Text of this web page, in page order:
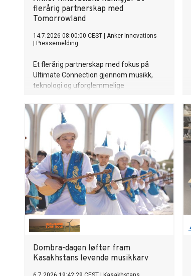
flerårig partnerskap med
Tomorrowland
14.7.2026 08:00:00 CEST
Anker Innovations
Pressemelding
Et flerårig partnerskap med fokus på
Ultimate Connection gjennom musikk,
teknologi og uforglemmelige
Dombra-dagen løfter fram
Kasakhstans levende musikkarv